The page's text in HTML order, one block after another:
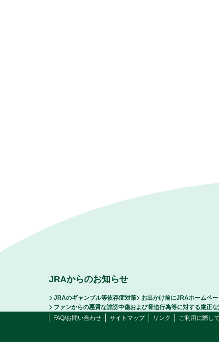
JRAからのお知らせ
JRAのギャンブル等依存症対策
お出かけ前にJRAホームペ
ファンからの悪質な誹謗中傷および脅迫行為等に対する厳正
FAQ/お問い合わせ
サイトマップ リンク ご利用に際し